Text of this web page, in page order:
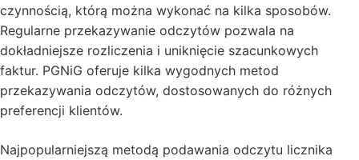
czynnością, którą można wykonać na kilka sposobów.
Regularne przekazywanie odczytów pozwala na
dokładniejsze rozliczenia i uniknięcie szacunkowych
faktur. PGNiG oferuje kilka wygodnych metod
przekazywania odczytów, dostosowanych do różnych
preferencji klientów.
Najpopularniejszą metodą podawania odczytu licznika